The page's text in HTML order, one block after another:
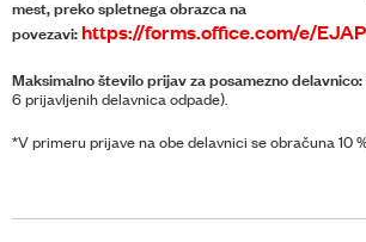
mest,preko spletnega obrazca na
povezavi: https://forms.office.com/e/
Maksimalno število prijav za posamezno delavnico:
6 prijavljenih delavnica odpade).
*V primeru prijave na obe delavnici se obračuna 10